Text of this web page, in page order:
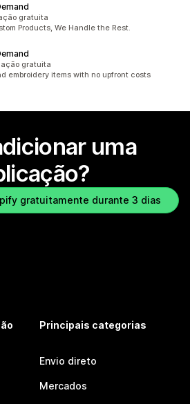
gratuita
Products, We Handle the Rest.
gratuita
embroidery items with no upfront costs
uma
gratuitamente durante 3 dias
Principais categorias
Envio direto
Mercados